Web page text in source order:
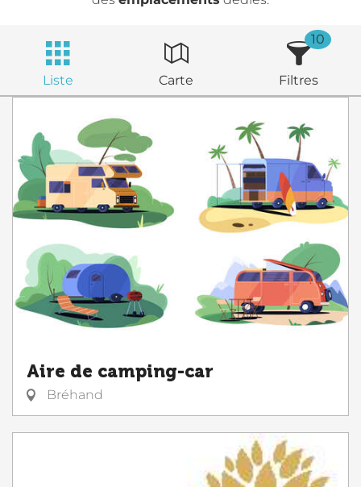
Liste Carte Filtres
10
Aire de camping-car
Bréhand